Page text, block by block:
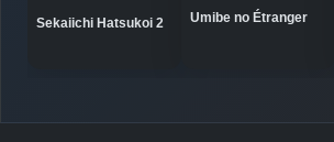
Sekaiichi Hatsukoi 2 Umibe no Étranger